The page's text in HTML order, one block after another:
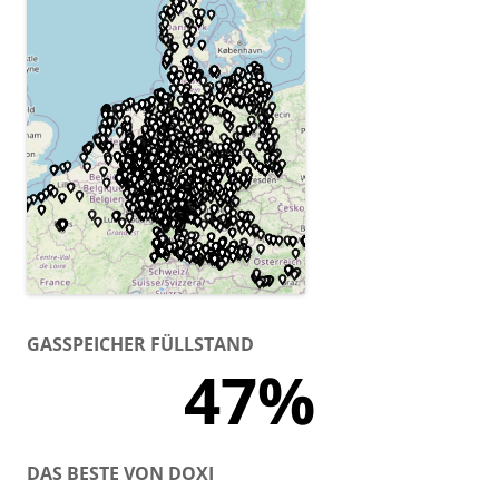
GASSPEICHER FÜLLSTAND
47%
DAS BESTE VON DOXI